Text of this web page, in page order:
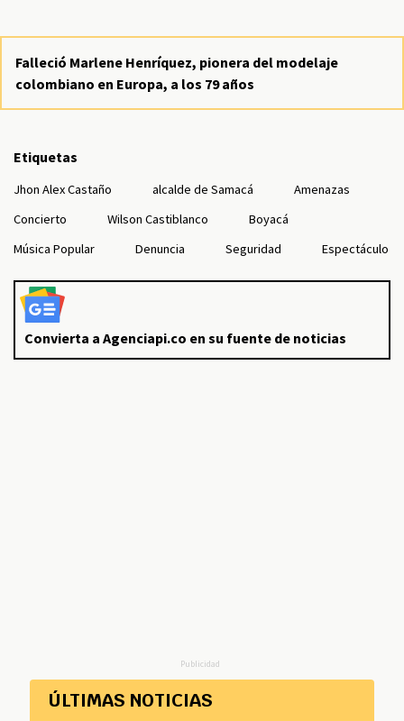
Falleció Marlene Henríquez, pionera del modelaje
colombiano en Europa, a los 79 años
Etiquetas
Jhon Alex Castaño alcalde de Samacá
Amenazas
Concierto
Wilson Castiblanco
Boyacá
Música Popular
Denuncia Seguridad Espectáculo
Convierta a Agenciapi.co en su fuente de noticias
Publicidad
ÚLTIMAS NOTICIAS